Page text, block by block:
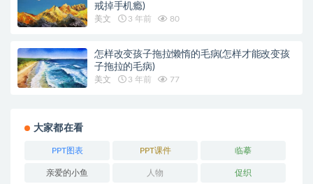
戒掉手机瘾)
美文 3 年前 80
怎样改变孩子拖拉懒惰的毛病(怎样才能改变孩
子拖拉的毛病)
美文 3 年前 77
大家都在看
PPT图表 PPT课件 临摹
亲爱的小鱼 人物 促织